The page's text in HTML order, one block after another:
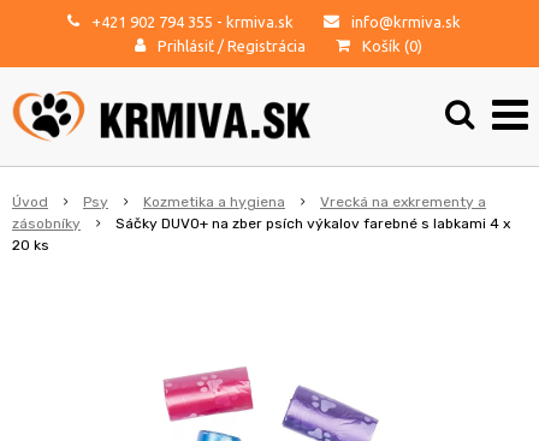
+421 902 794 355 - krmiva.sk
info@krmiva.sk
Prihlásiť / Registrácia Košík (0)
Úvod Psy Kozmetika a hygiena
Vrecká na exkrementy a
zásobníky
Sáčky DUVO+ na zber psích výkalov farebné s labkami 4 x
20 ks